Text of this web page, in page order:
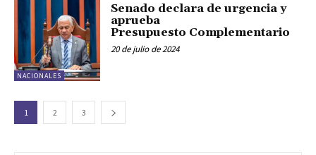
NACIONALES
Senado declara de urgencia y
aprueba
Presupuesto Complementario
20 de julio de 2024
1 2 3